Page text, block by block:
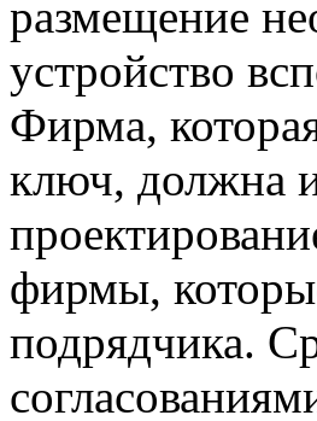
размещение
устройство
Фирма,
ключ, должна
фирмы,
подрядчика.